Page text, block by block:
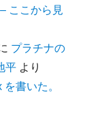
ここから見
プラチナの
平 より
書いた。